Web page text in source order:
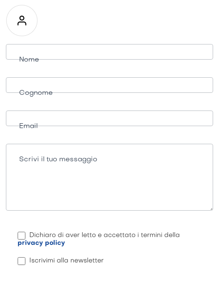
Richiesta
informazioni
Nome
Cognome
Email
Scrivi il tuo messaggio
Dichiaro di aver letto e accettato i termini della
privacy policy
Iscrivimi alla newsletter